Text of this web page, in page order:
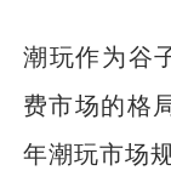
潮玩作为谷
费市场的格
年潮玩市场